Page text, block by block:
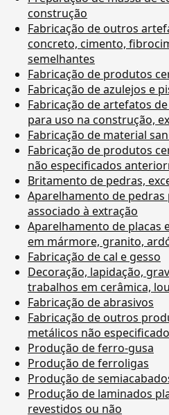
construção
Fabricação de outros
concreto, cimento,
semelhantes
Fabricação de produtos
Fabricação de azulejos e
Fabricação de artefatos
para uso na construção,
Fabricação de material
Fabricação de produtos
não especificados
Britamento de pedras,
Aparelhamento de
associado à extração
Aparelhamento de placas
em mármore, granito,
Fabricação de cal e gesso
Decoração, lapidação,
trabalhos em cerâmica,
Fabricação de abrasivos
Fabricação de outros
metálicos não
Produção de ferro-gusa
Produção de ferroligas
Produção de
Produção de laminados
revestidos ou não